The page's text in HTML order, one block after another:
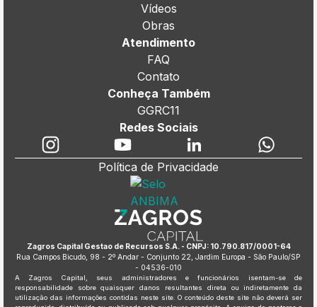
Vídeos
Obras
Atendimento
FAQ
Contato
Conheça Também
GGRC11
Redes Sociais
Política de Privacidade
Zagros Capital Gestao de Recursos S.A. - CNPJ: 10.790.817/0001-64
Rua Campos Bicudo, 98 - 2º Andar - Conjunto 22, Jardim Europa - São Paulo/SP
- 04536-010
A Zagros Capital, seus administradores e funcionários isentam-se de
responsabilidade sobre quaisquer danos resultantes direta ou indiretamente da
utilização das informações contidas neste site. O conteúdo deste site não deverá ser